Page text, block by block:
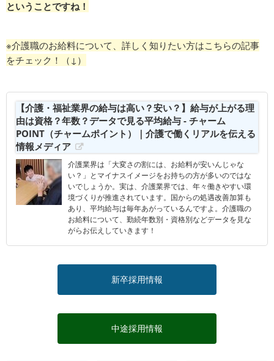
ということですね！
※介護職のお給料について、詳しく知りたい方はこちらの記事
をチェック！（↓）
【介護・福祉業界の給与は高い？安い？】給与が上がる理
由は資格？年数？データで見る平均給与 - チャーム
POINT（チャームポイント）｜介護で働くリアルを伝える
情報メディア
介護業界は「大変さの割には、お給料が安いんじゃな
い？」とマイナスイメージをお持ちの方が多いのではな
いでしょうか。実は、介護業界では、年々働きやすい環
境づくりが推進されています。国からの処遇改善加算も
あり、平均給与は毎年あがっているんですよ。介護職の
お給料について、勤続年数別・資格別などデータを見な
がらお伝えしていきます！
新卒採用情報
中途採用情報